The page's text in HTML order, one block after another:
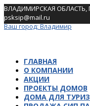
Skip
to
content
ВЛАДИМИРСКАЯ ОБЛАСТЬ,
psksip@mail.ru
Ваш город:Владимир
ГЛАВНАЯ
О КОМПАНИИ
АКЦИИ
ПРОЕКТЫ ДОМОВ
ДОМА ДЛЯ